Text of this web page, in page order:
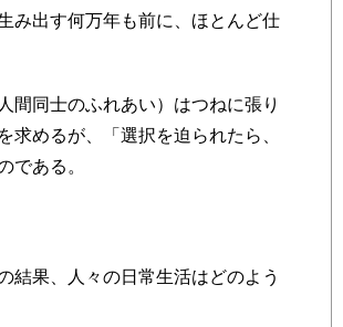
み出す何万年も前に、ほとんど仕
同士のふれあい）はつねに張り
めるが、「選択を迫られたら、
である。
果、人々の日常生活はどのよう